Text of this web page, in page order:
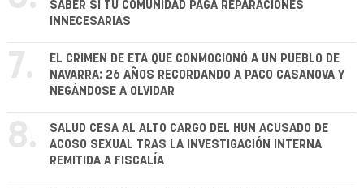
SABER SI TU COMUNIDAD PAGA REPARACIONES
INNECESARIAS
7.
EL CRIMEN DE ETA QUE CONMOCIONÓ A UN PUEBLO DE
NAVARRA: 26 AÑOS RECORDANDO A PACO CASANOVA Y
NEGÁNDOSE A OLVIDAR
8.
SALUD CESA AL ALTO CARGO DEL HUN ACUSADO DE
ACOSO SEXUAL TRAS LA INVESTIGACIÓN INTERNA
REMITIDA A FISCALÍA